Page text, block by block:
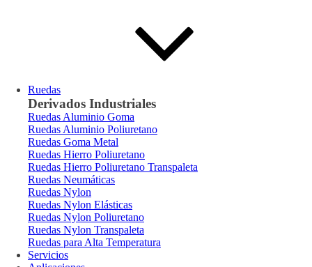
Ruedas
Derivados Industriales
Ruedas Aluminio Goma
Ruedas Aluminio Poliuretano
Ruedas Goma Metal
Ruedas Hierro Poliuretano
Ruedas Hierro Poliuretano Transpaleta
Ruedas Neumáticas
Ruedas Nylon
Ruedas Nylon Elásticas
Ruedas Nylon Poliuretano
Ruedas Nylon Transpaleta
Ruedas para Alta Temperatura
Servicios